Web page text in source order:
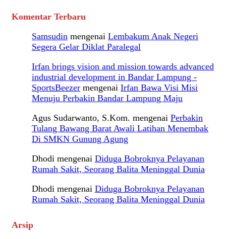
Komentar Terbaru
Samsudin mengenai Lembakum Anak Negeri
Segera Gelar Diklat Paralegal
Irfan brings vision and mission towards advanced
industrial development in Bandar Lampung -
SportsBeezer mengenai Irfan Bawa Visi Misi
Menuju Perbakin Bandar Lampung Maju
Agus Sudarwanto, S.Kom. mengenai Perbakin
Tulang Bawang Barat Awali Latihan Menembak
Di SMKN Gunung Agung
Dhodi mengenai Diduga Bobroknya Pelayanan
Rumah Sakit, Seorang Balita Meninggal Dunia
Dhodi mengenai Diduga Bobroknya Pelayanan
Rumah Sakit, Seorang Balita Meninggal Dunia
Arsip